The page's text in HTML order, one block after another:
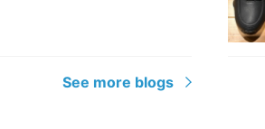
See more blogs